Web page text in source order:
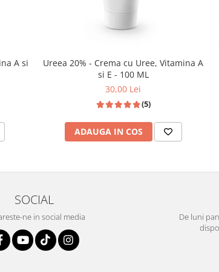
si
sau
A si
Ureea 20% - Crema cu Uree, Vitamina A
si E - 100 ML
30,00 Lei
(5)
ADAUGA IN COS
SOCIAL
ne in social media
De luni